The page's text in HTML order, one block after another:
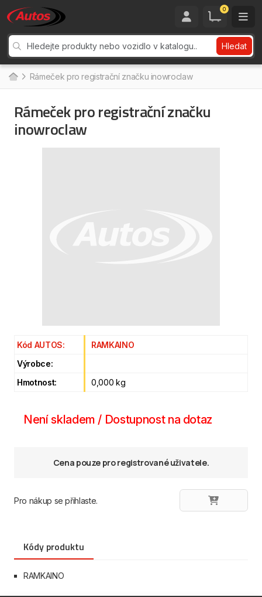
0
Hledat
Rámeček pro registrační značku inowroclaw
Rámeček pro registrační značku
inowroclaw
Kód AUTOS:
RAMKAINO
Výrobce:
Hmotnost:
0,000 kg
Není skladem / Dostupnost na dotaz
Cena pouze pro registrované uživatele.
Pro nákup se přihlaste.
Kódy produktu
RAMKAINO